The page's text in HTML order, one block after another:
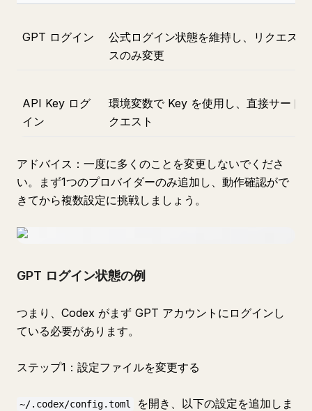
GPT ログイン
公式ログイン状態を維持し、リクエス
スのみ変更
API Key ログ
イン
環境変数で Key を使用し、直接サード
クエスト
アドバイス：一度に多くのことを変更しないでくださ
い。まず1つのプロバイダーのみ追加し、動作確認がで
きてから複数設定に挑戦しましょう。
GPT ログイン状態の例
つまり、Codex がまず GPT アカウントにログインし
ている必要があります。
ステップ1：設定ファイルを変更する
~/.codex/config.toml
を開き、以下の設定を追加しま